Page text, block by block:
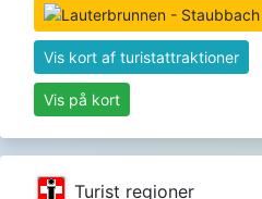
Vis kort af turistattraktioner
Vis på kort
Turist regioner